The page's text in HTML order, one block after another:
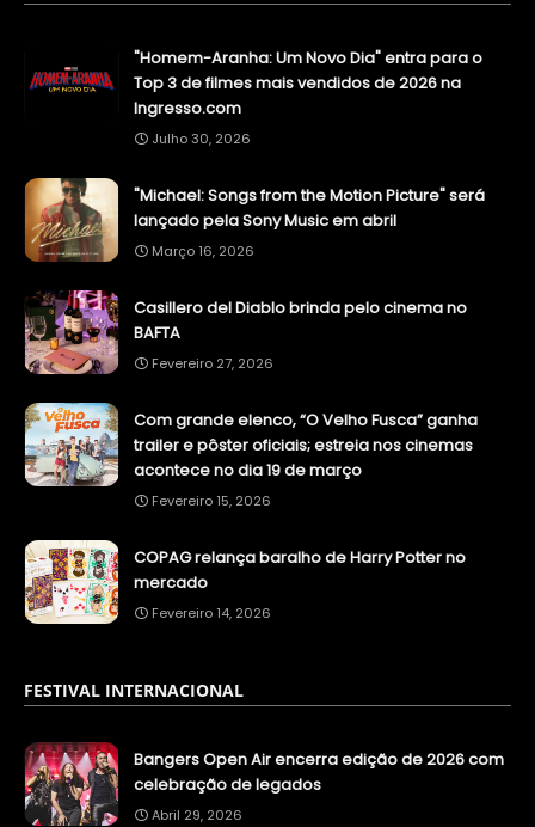
"Homem-Aranha: Um Novo Dia" entra para o
Top 3 de filmes mais vendidos de 2026 na
Ingresso.com
Julho 30, 2026
"Michael: Songs from the Motion Picture" será
lançado pela Sony Music em abril
Março 16, 2026
Casillero del Diablo brinda pelo cinema no
BAFTA
Fevereiro 27, 2026
Com grande elenco, “O Velho Fusca” ganha
trailer e pôster oficiais; estreia nos cinemas
acontece no dia 19 de março
Fevereiro 15, 2026
COPAG relança baralho de Harry Potter no
mercado
Fevereiro 14, 2026
FESTIVAL INTERNACIONAL
Bangers Open Air encerra edição de 2026 com
celebração de legados
Abril 29, 2026